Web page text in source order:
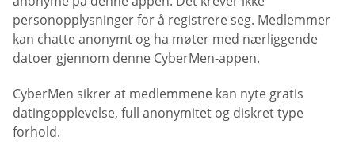
personopplysninger for å registrere seg. Medlemmer
kan chatte anonymt og ha møter med nærliggende
datoer gjennom denne CyberMen-appen.
CyberMen sikrer at medlemmene kan nyte gratis
datingopplevelse, full anonymitet og diskret type
forhold.